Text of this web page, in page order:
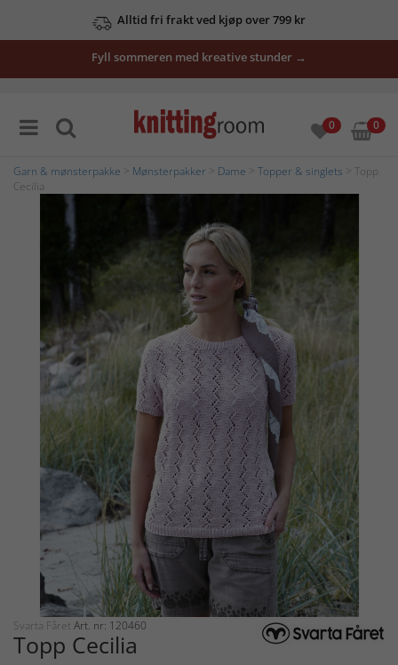
Alltid fri frakt ved kjøp over 799 kr
Fyll sommeren med kreative stunder →
0 0
Garn & mønsterpakke Mønsterpakker Dame Topper & singlets > Topp
Cecilia
Svarta Fåret Art. nr: 120460
Topp Cecilia